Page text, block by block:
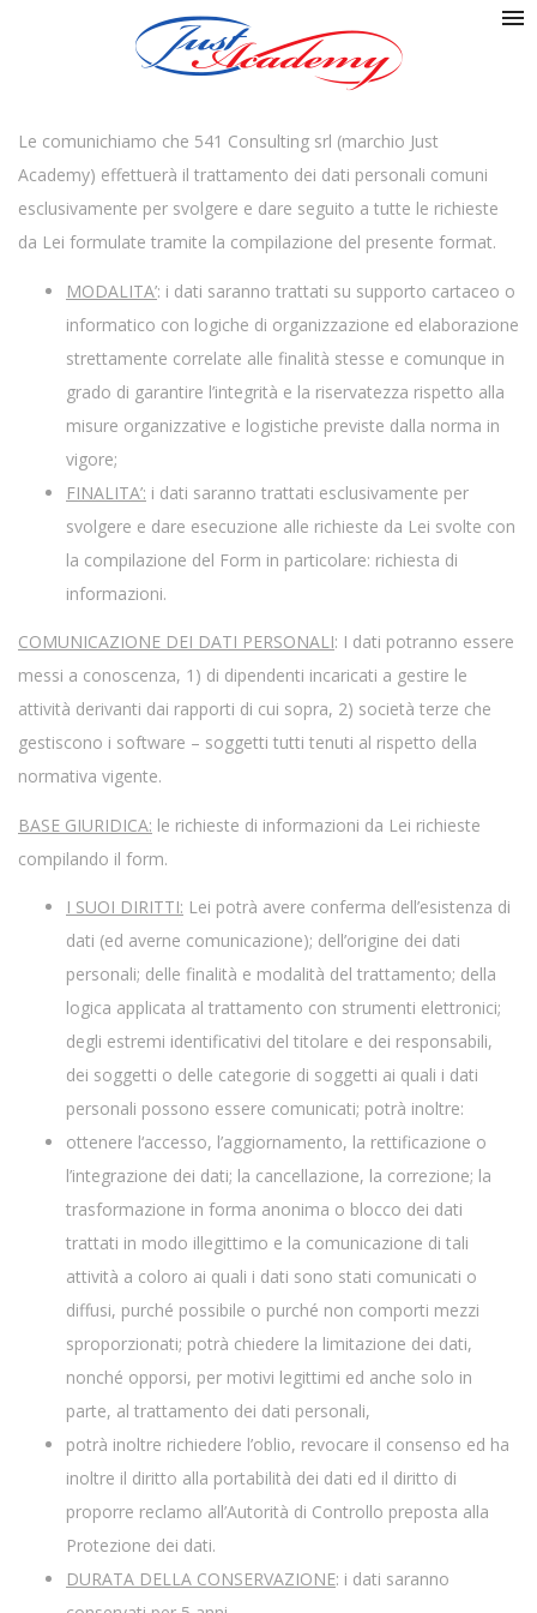
Le comunichiamo che 541 Consulting srl (marchio Just
Academy) effettuerà il trattamento dei dati personali comuni
esclusivamente per svolgere e dare seguito a tutte le richieste
da Lei formulate tramite la compilazione del presente format.
MODALITA’: i dati saranno trattati su supporto cartaceo o
informatico con logiche di organizzazione ed elaborazione
strettamente correlate alle finalità stesse e comunque in
grado di garantire l’integrità e la riservatezza rispetto alla
misure organizzative e logistiche previste dalla norma in
vigore;
FINALITA’: i dati saranno trattati esclusivamente per
svolgere e dare esecuzione alle richieste da Lei svolte con
la compilazione del Form in particolare: richiesta di
informazioni.
COMUNICAZIONE DEI DATI PERSONALI: I dati potranno essere
messi a conoscenza, 1) di dipendenti incaricati a gestire le
attività derivanti dai rapporti di cui sopra, 2) società terze che
gestiscono i software – soggetti tutti tenuti al rispetto della
normativa vigente.
BASE GIURIDICA: le richieste di informazioni da Lei richieste
compilando il form.
I SUOI DIRITTI: Lei potrà avere conferma dell’esistenza di
dati (ed averne comunicazione); dell’origine dei dati
personali; delle finalità e modalità del trattamento; della
logica applicata al trattamento con strumenti elettronici;
degli estremi identificativi del titolare e dei responsabili,
dei soggetti o delle categorie di soggetti ai quali i dati
personali possono essere comunicati; potrà inoltre:
ottenere l‘accesso, l’aggiornamento, la rettificazione o
l’integrazione dei dati; la cancellazione, la correzione; la
trasformazione in forma anonima o blocco dei dati
trattati in modo illegittimo e la comunicazione di tali
attività a coloro ai quali i dati sono stati comunicati o
diffusi, purché possibile o purché non comporti mezzi
sproporzionati; potrà chiedere la limitazione dei dati,
nonché opporsi, per motivi legittimi ed anche solo in
parte, al trattamento dei dati personali,
potrà inoltre richiedere l’oblio, revocare il consenso ed ha
inoltre il diritto alla portabilità dei dati ed il diritto di
proporre reclamo all’Autorità di Controllo preposta alla
Protezione dei dati.
DURATA DELLA CONSERVAZIONE: i dati saranno